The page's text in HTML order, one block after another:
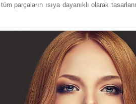
parçaların ısıya dayanıklı olarak